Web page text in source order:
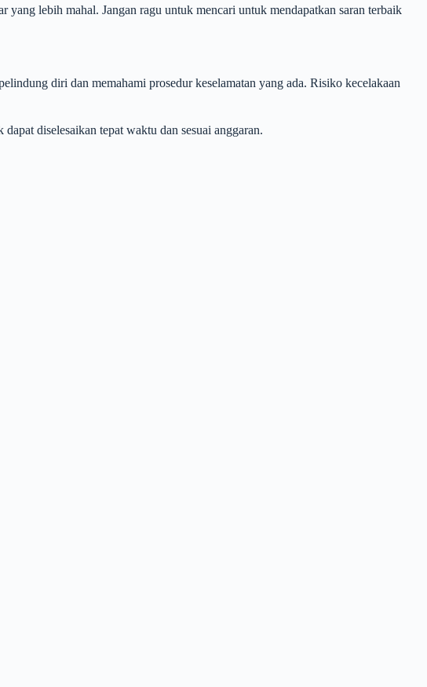
yang lebih mahal. Jangan ragu untuk mencari untuk mendapatkan saran terbaik
diri dan memahami prosedur keselamatan yang ada. Risiko kecelakaan
diselesaikan tepat waktu dan sesuai anggaran.